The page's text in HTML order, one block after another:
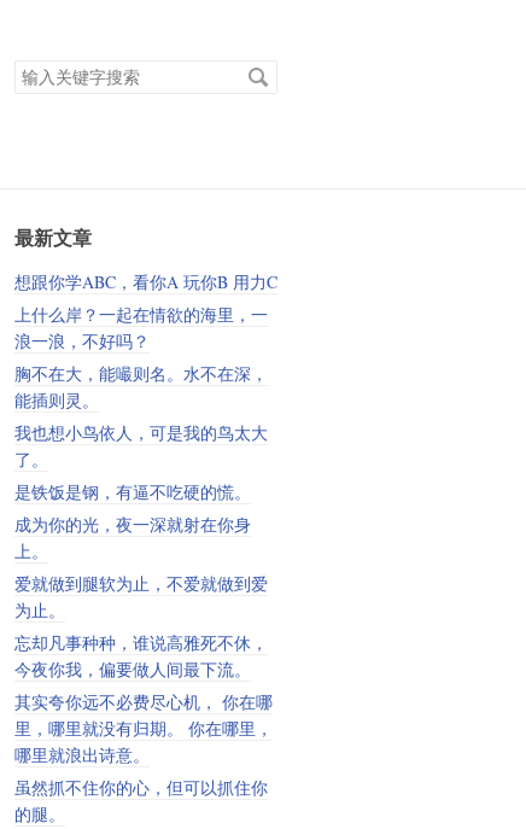
搜
索
最新文章
想跟你学ABC，看你A 玩你B 用力C
上什么岸？一起在情欲的海里，一
浪一浪，不好吗？
胸不在大，能嘬则名。水不在深，
能插则灵。
我也想小鸟依人，可是我的鸟太大
了。
是铁饭是钢，有逼不吃硬的慌。
成为你的光，夜一深就射在你身
上。
爱就做到腿软为止，不爱就做到爱
为止。
忘却凡事种种，谁说高雅死不休，
今夜你我，偏要做人间最下流。
其实夸你远不必费尽心机， 你在哪
里，哪里就没有归期。 你在哪里，
哪里就浪出诗意。
虽然抓不住你的心，但可以抓住你
的腿。